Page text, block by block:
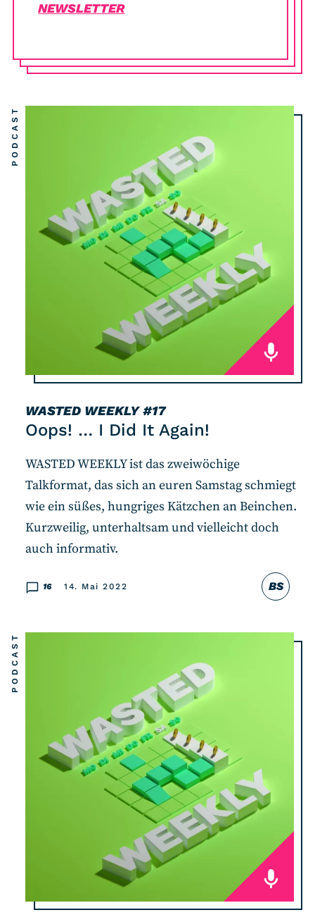
NEWSLETTER
WASTED WEEKLY#17
Oops! … I Did It Again!
PODCAST
BS
16 14. Mai 2022
WASTED WEEKLY ist das zweiwöchige
Talkformat, das sich an euren Samstag schmiegt
wie ein süßes, hungriges Kätzchen an Beinchen.
Kurzweilig, unterhaltsam und vielleicht doch
auch informativ.
PODCAST